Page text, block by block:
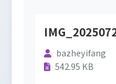
bazheyifang
542.95 KB